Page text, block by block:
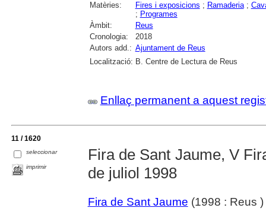
Matèries: Fires i exposicions ; Ramaderia;
; Programes
Àmbit:
Reus
Cronologia:
2018
Autors add.: Ajuntament de Reus
Localització: B. Centre de Lectura de Reus
Enllaç permanent a aquest
11 / 1620
seleccionar
imprimir
Fira de Sant Jaume, V
de juliol 1998
Fira de Sant Jaume (1998 : Reus )